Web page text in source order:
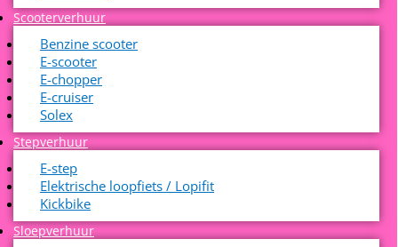
Scooterverhuur
Benzine scooter
E-scooter
E-chopper
E-cruiser
Solex
Stepverhuur
E-step
Elektrische loopfiets / Lopifit
Kickbike
Sloepverhuur